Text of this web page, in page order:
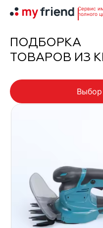
Сервис
полного
ПОДБОРКА
ТОВАРОВ ИЗ
Выбор